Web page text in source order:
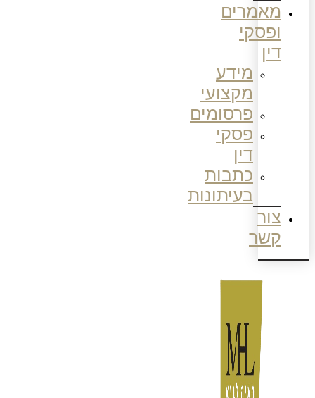
מאמרים
ופסקי
דין
מידע
מקצועי
פרסומים
פסקי
דין
כתבות
בעיתונות
צור
קשר